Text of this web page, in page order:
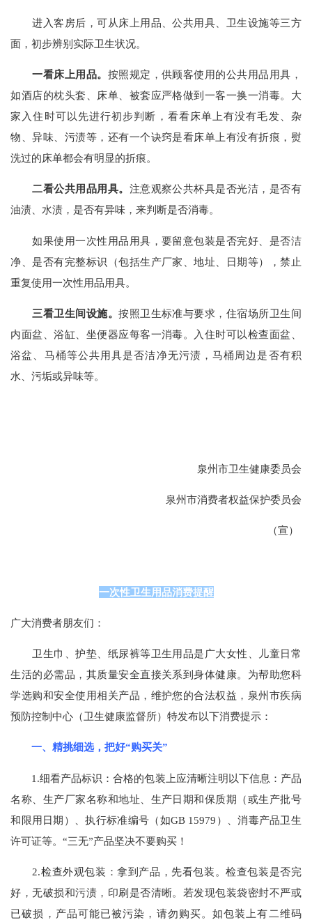
进入客房后，可从床上用品、公共用具、卫生设施等三方
面，初步辨别实际卫生状况。
一看床上用品。 按照规定，供顾客使用的公共用品用具，
如酒店的枕头套、床单、被套应严格做到一客一换一消毒。大
家入住时可以先进行初步判断，看看床单上有没有毛发、杂
物、异味、污渍等，还有一个诀窍是看床单上有没有折痕，熨
洗过的床单都会有明显的折痕。
二看公共用品用具。 注意观察公共杯具是否光洁，是否有
油渍、水渍，是否有异味，来判断是否消毒。
如果使用一次性用品用具，要留意包装是否完好、是否洁
净、是否有完整标识（包括生产厂家、地址、日期等），禁止
重复使用一次性用品用具。
三看卫生间设施。按照卫生标准与要求，住宿场所卫生间
内面盆、浴缸、坐便器应每客一消毒。入住时可以检查面盆、
浴盆、马桶等公共用具是否洁净无污渍，马桶周边是否有积
水、污垢或异味等。
泉州市卫生健康委员会
泉州市消费者权益保护委员会
（宣）
一次性卫生用品消费提醒
广大消费者朋友们：
卫生巾、护垫、纸尿裤等卫生用品是广大女性、儿童日常
生活的必需品，其质量安全直接关系到身体健康。为帮助您科
学选购和安全使用相关产品，维护您的合法权益，泉州市疾病
预防控制中心（卫生健康监督所）特发布以下消费提示：
一、精挑细选，把好“购买关”
1.细看产品标识：合格的包装上应清晰注明以下信息：产品
名称、生产厂家名称和地址、生产日期和保质期（或生产批号
和限用日期）、执行标准编号（如GB 15979）、消毒产品卫生
许可证等。“三无”产品坚决不要购买！
2.检查外观包装：拿到产品，先看包装。检查包装是否完
好，无破损和污渍，印刷是否清晰。若发现包装袋密封不严或
已破损，产品可能已被污染，请勿购买。如包装上有二维码